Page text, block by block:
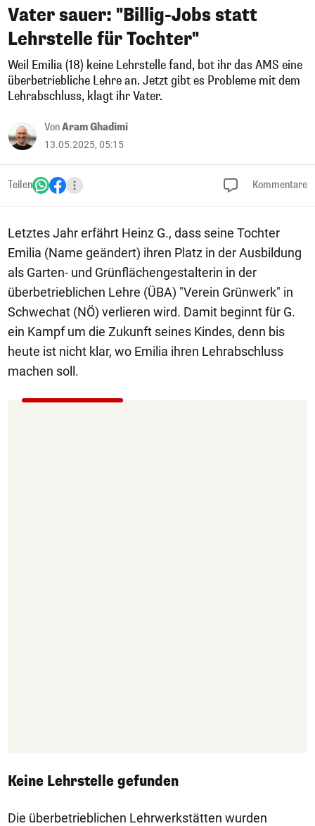
Vater sauer: "Billig-Jobs statt
Lehrstelle für Tochter"
Weil Emilia (18) keine Lehrstelle fand, bot ihr das AMS eine
überbetriebliche Lehre an. Jetzt gibt es Probleme mit dem
Lehrabschluss, klagt ihr Vater.
VonAram Ghadimi
13.05.2025, 05:15
Teilen Kommentare
Letztes Jahr erfährt Heinz G., dass seine Tochter
Emilia (Name geändert) ihren Platz in der Ausbildung
als Garten- und Grünflächengestalterin in der
überbetrieblichen Lehre (ÜBA) "Verein Grünwerk" in
Schwechat (NÖ) verlieren wird. Damit beginnt für G.
ein Kampf um die Zukunft seines Kindes, denn bis
heute ist nicht klar, wo Emilia ihren Lehrabschluss
machen soll.
Keine Lehrstelle gefunden
Die überbetrieblichen Lehrwerkstätten wurden